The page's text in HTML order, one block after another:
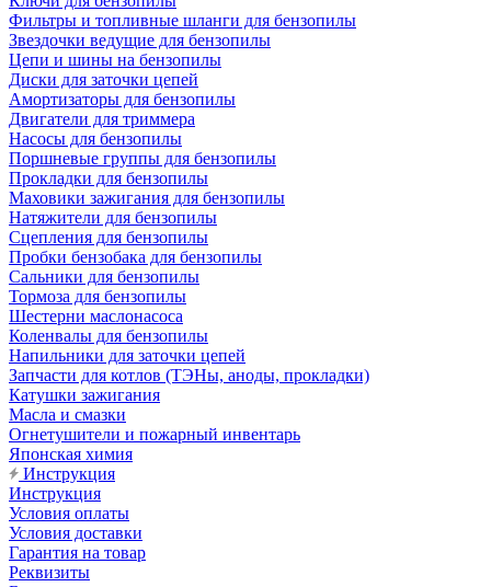
Фильтры и топливные шланги для бензопилы
Звездочки ведущие для бензопилы
Цепи и шины на бензопилы
Диски для заточки цепей
Амортизаторы для бензопилы
Двигатели для триммера
Насосы для бензопилы
Поршневые группы для бензопилы
Прокладки для бензопилы
Маховики зажигания для бензопилы
Натяжители для бензопилы
Сцепления для бензопилы
Пробки бензобака для бензопилы
Сальники для бензопилы
Тормоза для бензопилы
Шестерни маслонасоса
Коленвалы для бензопилы
Напильники для заточки цепей
Запчасти для котлов (ТЭНы, аноды, прокладки)
Катушки зажигания
Масла и смазки
Огнетушители и пожарный инвентарь
Японская химия
Инструкция
Инструкция
Условия оплаты
Условия доставки
Гарантия на товар
Реквизиты